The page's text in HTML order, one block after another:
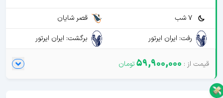
7 شب
قصر شایان
رفت: ایران ایرتور
برگشت: ایران ایرتور
59,900,000